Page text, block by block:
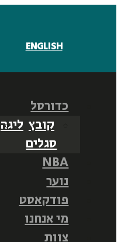
ENGLISH
כדורסל
קובץ
סגלים
ליגה
NBA
נוער
פודקאסט
מי אנחנו
צוות